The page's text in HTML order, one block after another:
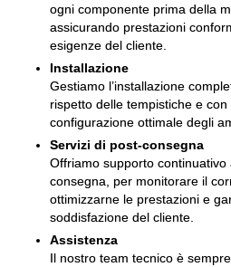
ogni componente prima della
assicurando prestazioni
esigenze del cliente.
Installazione
Gestiamo l’installazione
rispetto delle tempistiche e
configurazione ottimale degli
Servizi di post-consegna
Offriamo supporto continuativo
consegna, per monitorare il
ottimizzarne le prestazioni e
soddisfazione del cliente.
Assistenza
Il nostro team tecnico è